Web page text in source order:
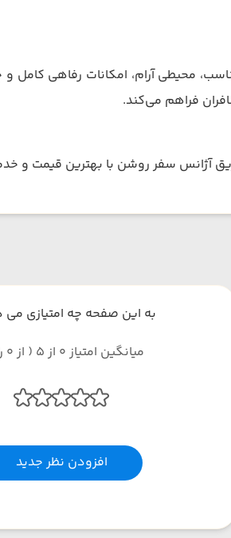
محیطی آرام، امکانات رفاهی کامل
فراهم می‌کند.
آژانس سفر روشن با بهترین قیمت و
به این صفحه چه امتیازی می
میانگین امتیاز 0 از 5 ( از 0 رای )
افزودن نظر جدید